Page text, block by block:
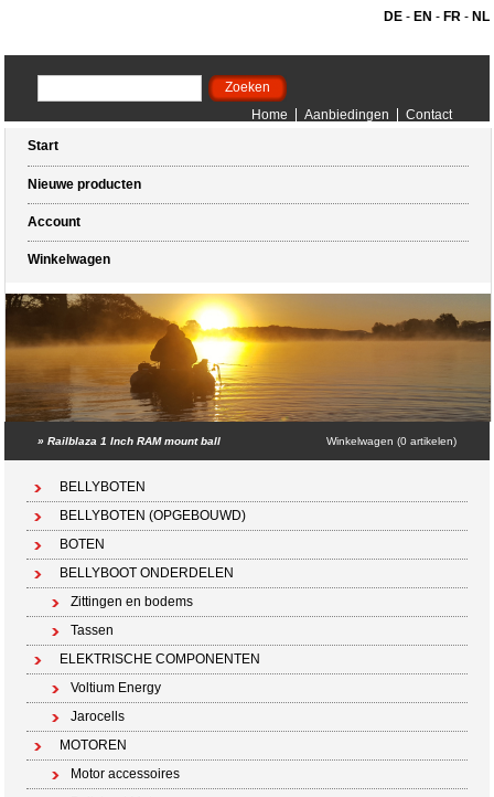
DE- EN - FR- NL
Home Aanbiedingen
Contact
Start
Nieuwe producten
Account
Winkelwagen
»Railblaza 1 Inch RAM mount ball Winkelwagen (0 artikelen)
BELLYBOTEN
BELLYBOTEN (OPGEBOUWD)
BOTEN
BELLYBOOT ONDERDELEN
Zittingen en bodems
Tassen
ELEKTRISCHE COMPONENTEN
Voltium Energy
Jarocells
MOTOREN
Motor accessoires